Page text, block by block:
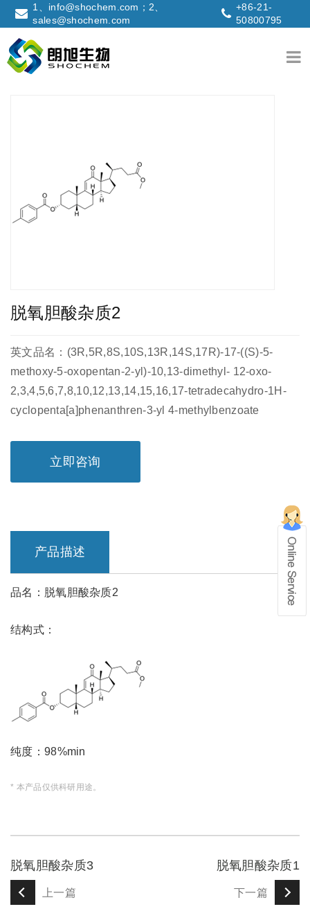
1、info@shochem.com；2、
sales@shochem.com
+86-21-
50800795
脱氧胆酸杂质2
英文品名：(3R,5R,8S,10S,13R,14S,17R)-17-((S)-5-
methoxy-5-oxopentan-2-yl)-10,13-dimethyl- 12-oxo-
2,3,4,5,6,7,8,10,12,13,14,15,16,17-tetradecahydro-1H-
cyclopenta[a]phenanthren-3-yl 4-methylbenzoate
立即咨询
产品描述
品名：脱氧胆酸杂质2
结构式：
纯度：98%min
* 本产品仅供科研用途。
脱氧胆酸杂质3
上一篇
脱氧胆酸杂质1
下一篇
1、info@shochem.com；2